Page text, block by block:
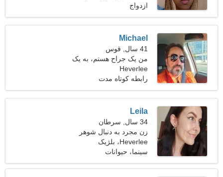
کیلوگرم (110 پوند)
ازدواج
Michael
41 سال, قوس
من یک جراح هستم، به یک
زن شوخ نیاز دارم
Heverlee
رابطه کوتاه مدت
Leila
34 سال, سرطان
زن مجرد به دنبال شوهر
Heverlee، بلژیک
سینما، حیوانات